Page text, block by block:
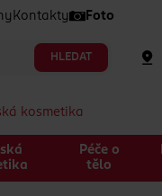
Kontakty Foto
HLEDAT
kosmetika
Péče o
tělo